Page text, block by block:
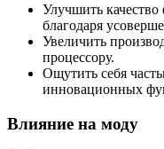
Улучшить
благодаря
Увеличить
процессору.
Ощутить себя
инновационных
Влияние на моду